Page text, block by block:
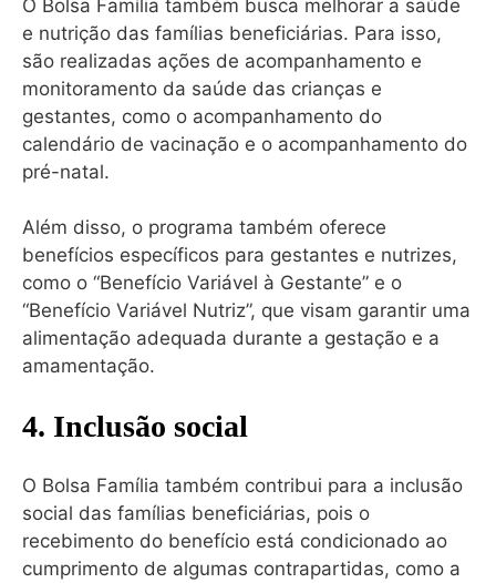
O Bolsa Família também busca melhorar a saúde
e nutrição das famílias beneficiárias. Para isso,
são realizadas ações de acompanhamento e
monitoramento da saúde das crianças e
gestantes, como o acompanhamento do
calendário de vacinação e o acompanhamento do
pré-natal.
Além disso, o programa também oferece
benefícios específicos para gestantes e nutrizes,
como o “Benefício Variável à Gestante” e o
“Benefício Variável Nutriz”, que visam garantir uma
alimentação adequada durante a gestação e a
amamentação.
4. Inclusão social
O Bolsa Família também contribui para a inclusão
social das famílias beneficiárias, pois o
recebimento do benefício está condicionado ao
cumprimento de algumas contrapartidas, como a